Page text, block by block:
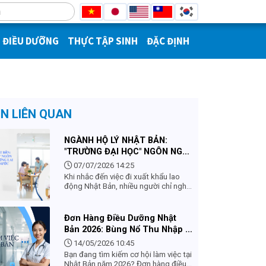
ĐIỀU DƯỠNG THỰC TẬP SINH ĐẶC ĐỊNH
LIÊN QUAN
NGÀNH HỘ LÝ NHẬT BẢN:
"TRƯỜNG ĐẠI HỌC" NGÔN NGỮ
ĐẮT GIÁ VÀ TƯƠNG LAI RỘNG
MỞ KHI VỀ NƯỚC
07/07/2026 14:25
Khi nhắc đến việc đi xuất khẩu lao
động Nhật Bản, nhiều người chỉ nghĩ
mang lại "tài sản vô hình" có giá trị
lớn hơn gấp nhiều lần tiền bạc – đó
chính là Ngành Hộ lý. Nếu các ngành
công xưởng hay xây dựng chỉ giúp
bạn thạo tay nghề, thì ngành Hộ lý
chính là một "học viện ngôn ngữ"
Đơn Hàng Điều Dưỡng Nhật
Bản 2026: Bùng Nổ Thu Nhập &
Chính Sách Mới
14/05/2026 10:45
Bạn đang tìm kiếm cơ hội làm việc tại
Nhật Bản năm 2026? Đơn hàng điều